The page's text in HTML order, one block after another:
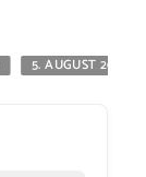
5. AUGUST 2026